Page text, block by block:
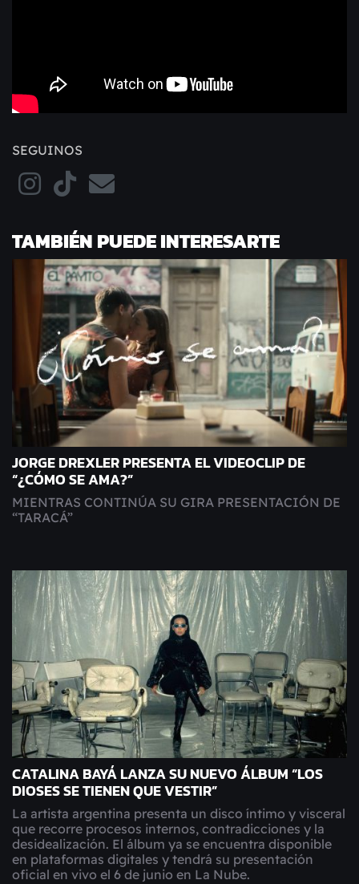
SEGUINOS
TAMBIÉN PUEDE INTERESARTE
JORGE DREXLER PRESENTA EL VIDEOCLIP DE
“¿CÓMO SE AMA?”
MIENTRAS CONTINÚA SU GIRA PRESENTACIÓN DE
“TARACÁ”
CATALINA BAYÁ LANZA SU NUEVO ÁLBUM “LOS
DIOSES SE TIENEN QUE VESTIR”
La artista argentina presenta un disco íntimo y visceral
que recorre procesos internos, contradicciones y la
desidealización. El álbum ya se encuentra disponible
en plataformas digitales y tendrá su presentación
oficial en vivo el 6 de junio en La Nube.